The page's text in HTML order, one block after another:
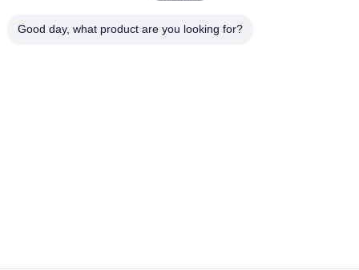
Good day, what product are you looking for?